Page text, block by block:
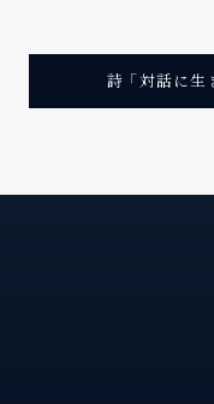
詩 「対話に